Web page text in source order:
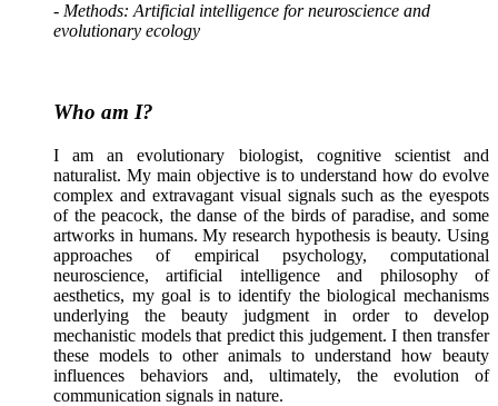
- Methods: Artificial intelligence for neuroscience and
evolutionary ecology
Who am I?
I am an evolutionary biologist, cognitive scientist and
naturalist. My main objective is to understand how do evolve
complex and extravagant visual signals such as the eyespots
of the peacock, the danse of the birds of paradise, and some
artworks in humans. My research hypothesis is beauty. Using
approaches of empirical psychology, computational
neuroscience, artificial intelligence and philosophy of
aesthetics, my goal is to identify the biological mechanisms
underlying the beauty judgment in order to develop
mechanistic models that predict this judgement. I then transfer
these models to other animals to understand how beauty
influences behaviors and, ultimately, the evolution of
communication signals in nature.